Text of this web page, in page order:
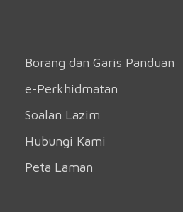
Borang dan Garis Panduan
e-Perkhidmatan
Soalan Lazim
Hubungi Kami
Peta Laman